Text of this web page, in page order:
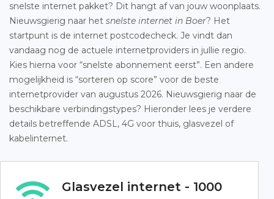
snelste internet pakket? Dit hangt af van jouw woonplaats.
Nieuwsgierig naar het snelste internet in Boer? Het
startpunt is de internet postcodecheck. Je vindt dan
vandaag nog de actuele internetproviders in jullie regio.
Kies hierna voor “snelste abonnement eerst”. Een andere
mogelijkheid is “sorteren op score” voor de beste
internetprovider van augustus 2026. Nieuwsgierig naar de
beschikbare verbindingstypes? Hieronder lees je verdere
details betreffende ADSL, 4G voor thuis, glasvezel of
kabelinternet.
Glasvezel internet - 1000